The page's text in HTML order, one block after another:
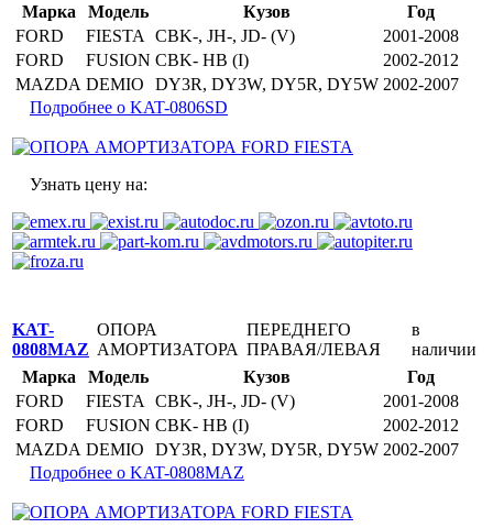
Марка
Модель Кузов
Год
FORD
FIESTA CBK-, JH-, JD- (V)
2001-2008
FORD
FUSION CBK- HB (I)
2002-2012
MAZDA DEMIO DY3R, DY3W, DY5R, DY5W 2002-2007
Подробнее о KAT-0806SD
Узнать цену на:
KAT-
0808MAZ
ОПОРА
АМОРТИЗАТОРА
ПЕРЕДНЕГО
ПРАВАЯ/ЛЕВАЯ
в
наличии
Марка
Модель Кузов
Год
FORD
FIESTA CBK-, JH-, JD- (V)
2001-2008
FORD
FUSION CBK- HB (I)
2002-2012
MAZDA DEMIO DY3R, DY3W, DY5R, DY5W 2002-2007
Подробнее о KAT-0808MAZ